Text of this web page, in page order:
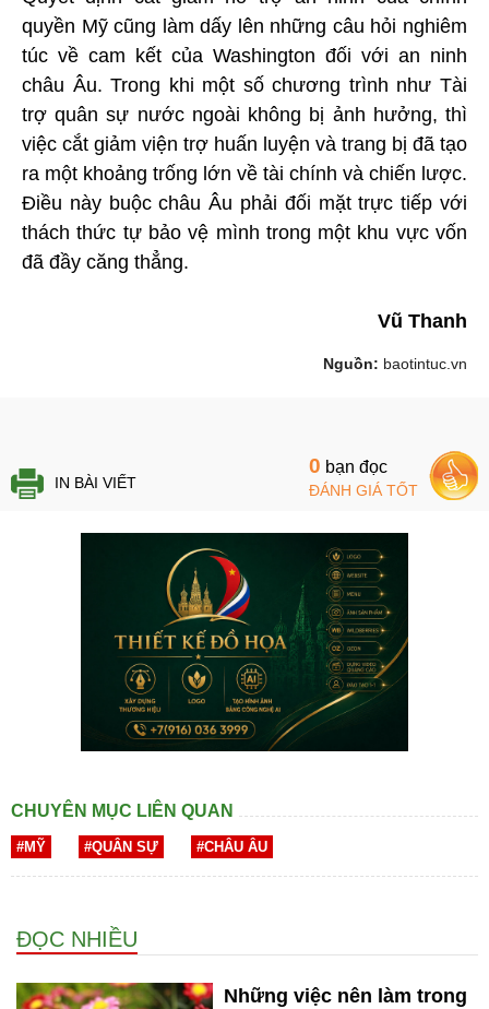
quyền Mỹ cũng làm dấy lên những câu hỏi nghiêm
túc về cam kết của Washington đối với an ninh
châu Âu. Trong khi một số chương trình như Tài
trợ quân sự nước ngoài không bị ảnh hưởng, thì
việc cắt giảm viện trợ huấn luyện và trang bị đã tạo
ra một khoảng trống lớn về tài chính và chiến lược.
Điều này buộc châu Âu phải đối mặt trực tiếp với
thách thức tự bảo vệ mình trong một khu vực vốn
đã đầy căng thẳng.
Vũ Thanh
Nguồn: baotintuc.vn
IN BÀI VIẾT
0 bạn đọc
ĐÁNH GIÁ TỐT
CHUYÊN MỤC LIÊN QUAN
#MỸ #QUÂN SỰ #CHÂU ÂU
ĐỌC NHIỀU
Những việc nên làm trong